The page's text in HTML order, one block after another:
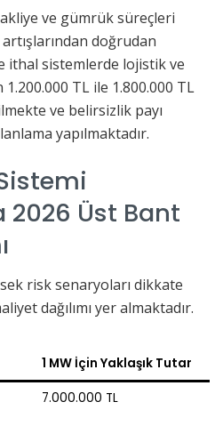
ve gümrük süreçleri
doğrudan
ithal sistemlerde lojistik ve
TL ile 1.800.000 TL
ve belirsizlik payı
yapılmaktadır.
Üst Bant
risk senaryoları dikkate
dağılımı yer almaktadır.
1 MW İçin Yaklaşık Tutar
7.000.000 TL